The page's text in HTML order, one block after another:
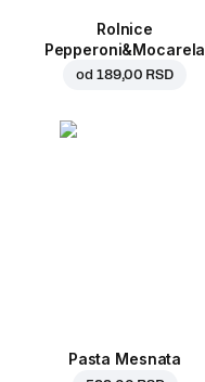
Rolnice
Pepperoni&Mocarela
od 189,00 RSD
Pasta Mesnata